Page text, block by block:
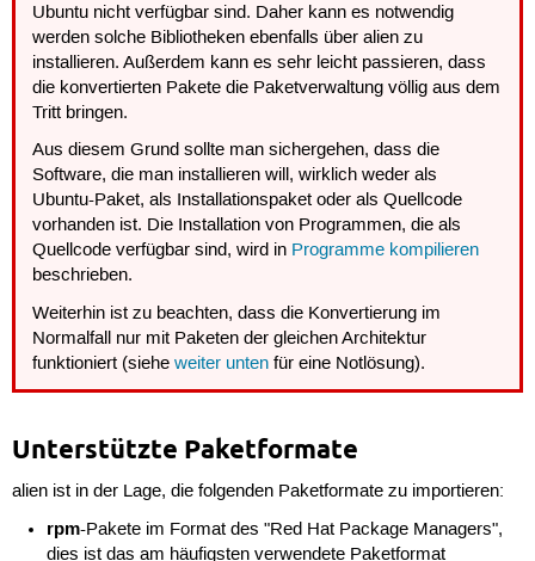
Ubuntu nicht verfügbar sind. Daher kann es notwendig
werden solche Bibliotheken ebenfalls über alien zu
installieren. Außerdem kann es sehr leicht passieren, dass
die konvertierten Pakete die Paketverwaltung völlig aus dem
Tritt bringen.
Aus diesem Grund sollte man sichergehen, dass die
Software, die man installieren will, wirklich weder als
Ubuntu-Paket, als Installationspaket oder als Quellcode
vorhanden ist. Die Installation von Programmen, die als
Quellcode verfügbar sind, wird in Programme kompilieren
beschrieben.
Weiterhin ist zu beachten, dass die Konvertierung im
Normalfall nur mit Paketen der gleichen Architektur
funktioniert (sieheweiter unten für eine Notlösung).
Unterstützte Paketformate
alien ist in der Lage, die folgenden Paketformate zu importieren:
rpm-Pakete im Format des "Red Hat Package Managers",
dies ist das am häufigsten verwendete Paketformat